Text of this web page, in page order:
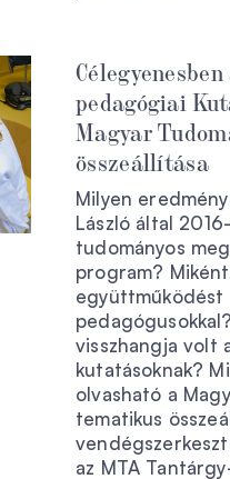
pedagógiai
Magyar
összeállítása
Milyen
László által
tudományos
program?
együttműködést
visszhangja volt
kutatásoknak?
olvasható a
tematikus
az MTA